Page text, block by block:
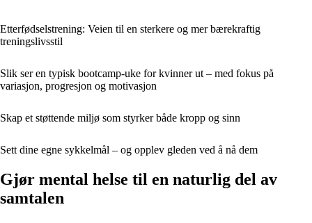
Etterfødselstrening: Veien til en sterkere og mer bærekraftig
treningslivsstil
Slik ser en typisk bootcamp-uke for kvinner ut – med fokus på
variasjon, progresjon og motivasjon
Skap et støttende miljø som styrker både kropp og sinn
Sett dine egne sykkelmål – og opplev gleden ved å nå dem
Gjør mental helse til en naturlig del av
samtalen